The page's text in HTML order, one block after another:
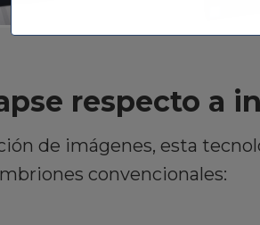
respecto a
de imágenes, esta
convencionales: